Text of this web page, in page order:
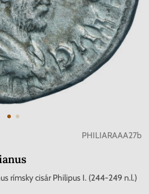
PHILIARAAA27b
rímsky cisár Philipus I. (244-249 n.l.)